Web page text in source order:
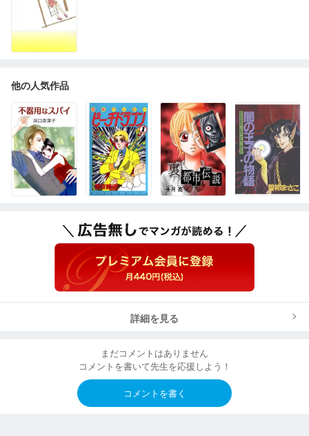
他の人気作品
詳細を見る
まだコメントはありません
コメントを書いて先生を応援しよう！
コメントを書く